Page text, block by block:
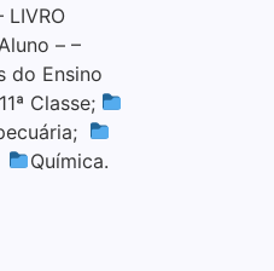
– –
do Ensino
11ª Classe;
Química.